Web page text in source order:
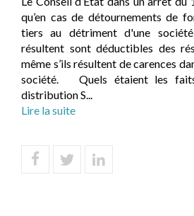
qu’en cas de détournements de
tiers au détriment d'une
résultent sont déductibles des
même s’ils résultent de carences
société. Quels étaient les
distribution S...
Lire la suite